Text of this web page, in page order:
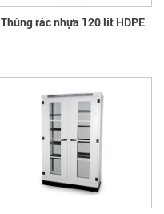
Thùng rác nhựa 120 lít HDPE